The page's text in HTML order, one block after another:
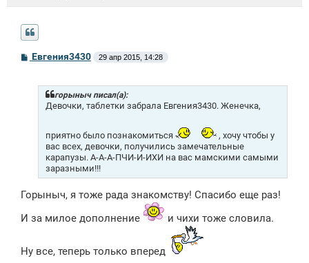
СЕвгения3430 29 апр 2015, 14:28
горыныч писал(а):
Девочки, таблетки забрала Евгения3430. Женечка,
приятно было познакомиться
, хочу чтобы у
вас всех, девочки, получились замечательные
карапузы. А-А-А-ПЧИ-И-ИХИ на вас мамскими самыми
заразными!!!
Горыныч, я тоже рада знакомству! Спасибо еще раз!
И за милое дополнение
и чихи тоже словила.
Ну все, теперь только вперед